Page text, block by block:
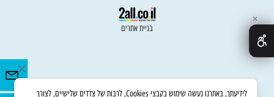
בניית אתרים
✕
לידיעתך, באתרנו נעשה שימוש בקבצי Cookies, לרבות של צדדים שלישיים, לצורך